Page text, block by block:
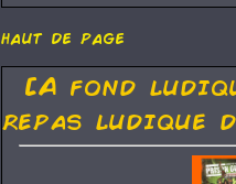
haut de page
[A fond
repas ludique